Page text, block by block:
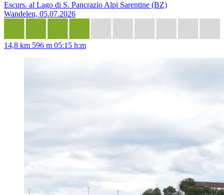
Escurs. al Lago di S. Pancrazio Alpi Sarentine (BZ)
Wandelen, 05.07.2026
14,8 km 596 m 05:15 h:m